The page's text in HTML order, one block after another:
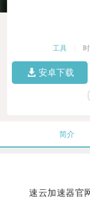
工具
安卓下载
简介
速云加速器官网